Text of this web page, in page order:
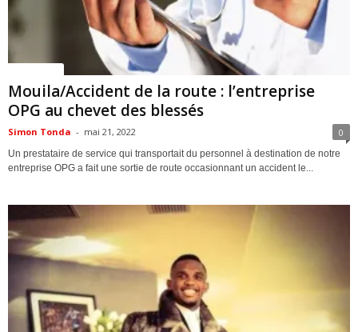
Mouila/Accident de la route : l’entreprise
OPG au chevet des blessés
Simon Tonda - mai 21, 2022 0
Un prestataire de service qui transportait du personnel à destination de notre
entreprise OPG a fait une sortie de route occasionnant un accident le...